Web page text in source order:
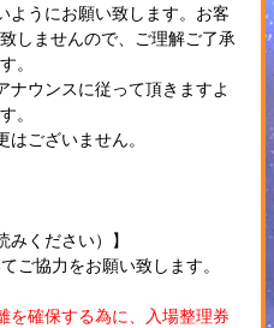
ようにお願い致します。お客
しませんので、ご理解ご了承
。
ウンスに従って頂きますよ
。
ございません。
みください）】
ご協力をお願い致します。
を確保する為に、入場整理券